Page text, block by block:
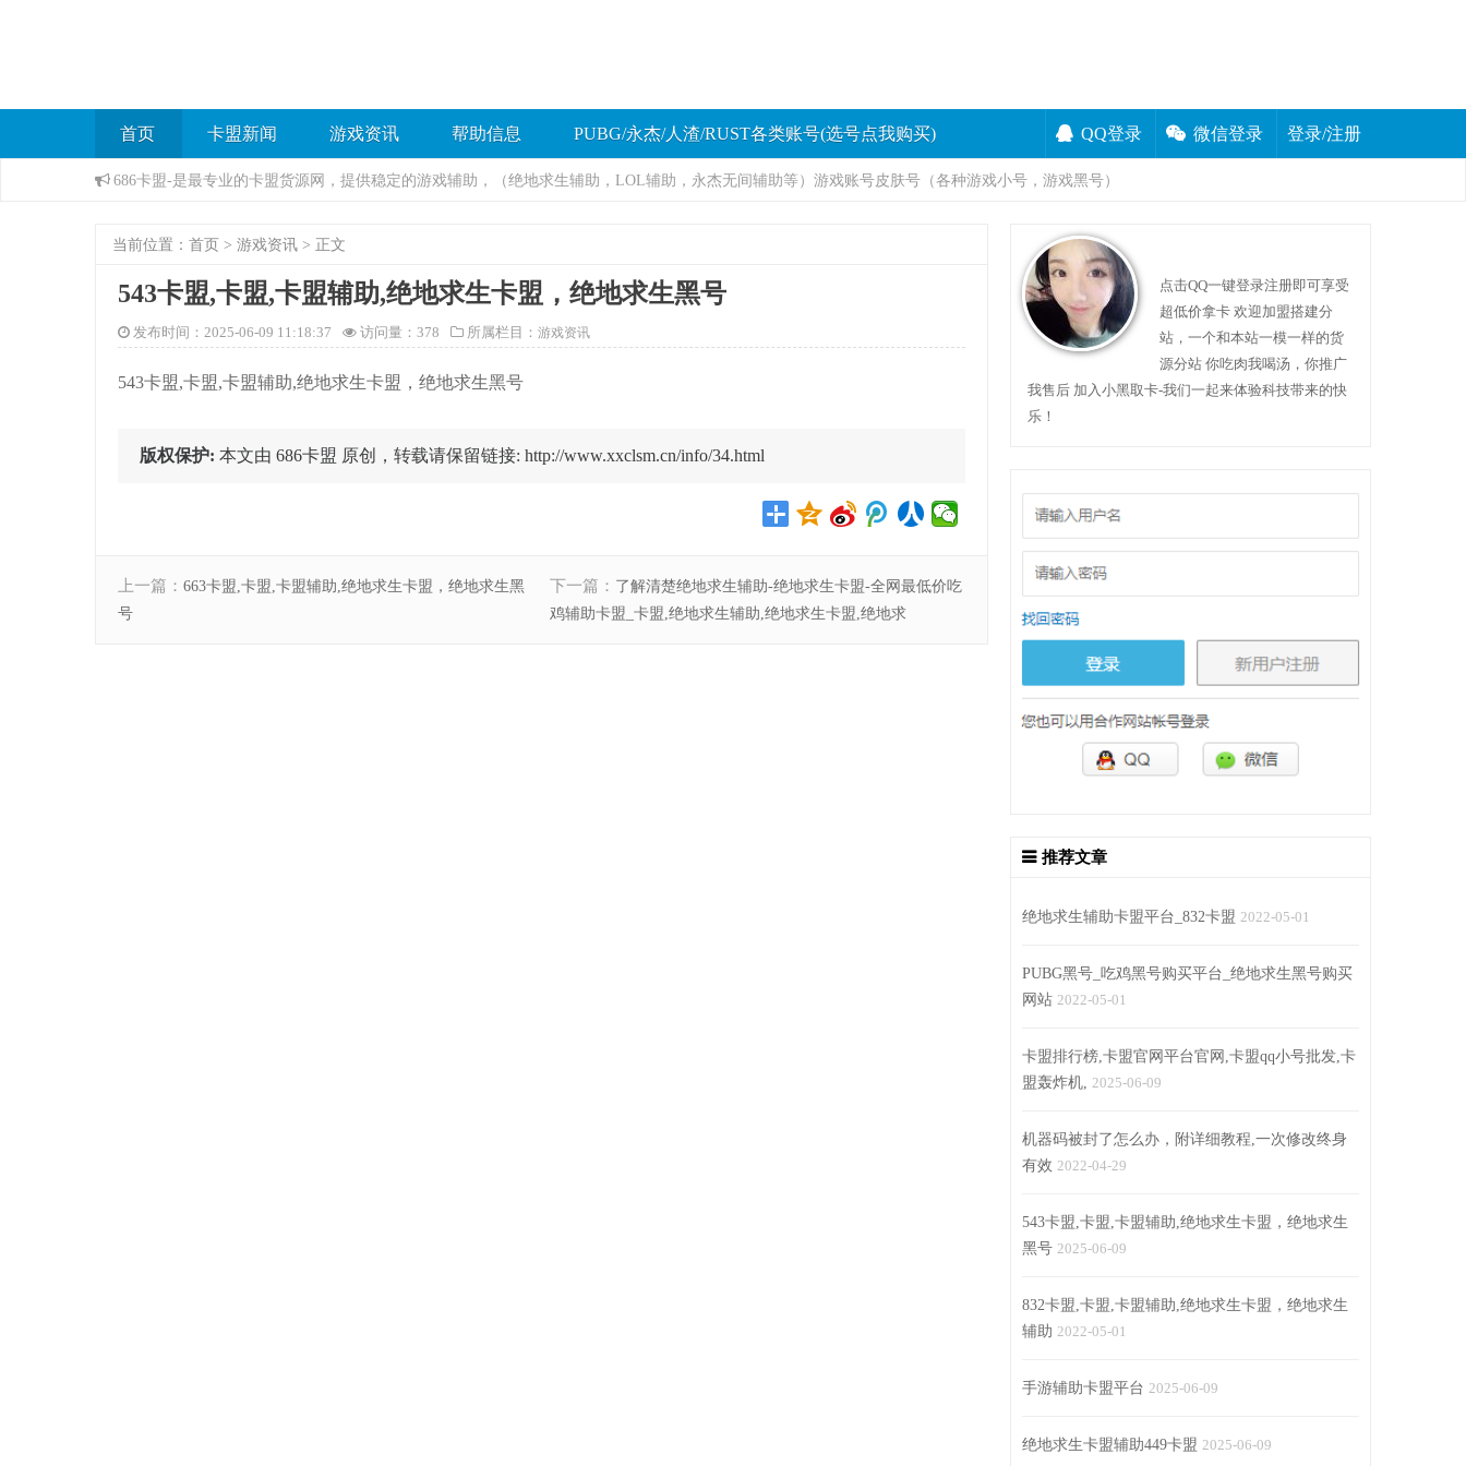
QQ登录 微信登录 登录/注册
首页 卡盟新闻 游戏资讯 帮助信息 PUBG/永杰/人渣/RUST各类账号(选号点我购买)
686卡盟-是最专业的卡盟货源网，提供稳定的游戏辅助，（绝地求生辅助，LOL辅助，永杰无间辅助等）游戏账号皮肤号（各种游戏小号，游戏黑号）
当前位置： 首页 > 游戏资讯 > 正文
543卡盟,卡盟,卡盟辅助,绝地求生卡盟，绝地求生黑号
发布时间：2025-06-09 11:18:37 访问量： 378 所属栏目： 游戏资讯
543卡盟,卡盟,卡盟辅助,绝地求生卡盟，绝地求生黑号
版权保护: 本文由 686卡盟 原创，转载请保留链接: http://www.xxclsm.cn/info/34.html
上一篇： 663卡盟,卡盟,卡盟辅助,绝地求生卡盟，绝地求生黑
号
下一篇： 了解清楚绝地求生辅助-绝地求生卡盟-全网最低价吃
鸡辅助卡盟_卡盟,绝地求生辅助,绝地求生卡盟,绝地求
点击QQ一键登录注册即可享受
超低价拿卡 欢迎加盟搭建分
站，一个和本站一模一样的货
源分站 你吃肉我喝汤，你推广
我售后 加入小黑取卡-我们一起来体验科技带来的快
乐！
推荐文章
绝地求生辅助卡盟平台_832卡盟 2022-05-01
PUBG黑号_吃鸡黑号购买平台_绝地求生黑号购买
网站 2022-05-01
卡盟排行榜,卡盟官网平台官网,卡盟qq小号批发,卡
盟轰炸机, 2025-06-09
机器码被封了怎么办，附详细教程,一次修改终身
有效 2022-04-29
543卡盟,卡盟,卡盟辅助,绝地求生卡盟，绝地求生
黑号 2025-06-09
832卡盟,卡盟,卡盟辅助,绝地求生卡盟，绝地求生
辅助 2022-05-01
手游辅助卡盟平台 2025-06-09
绝地求生卡盟辅助449卡盟 2025-06-09